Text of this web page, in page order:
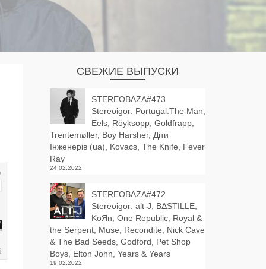
СВЕЖИЕ ВЫПУСКИ
STEREOBAZA#473
Stereoigor: Portugal.The Man,
Eels, Röyksopp, Goldfrapp,
Trentemøller, Boy Harsher, Діти
Інженерів (ua), Kovacs, The Knife, Fever
Ray
24.02.2022
STEREOBAZA#472
Stereoigor: alt‑J, BΔSTILLE,
KoЯn, One Republic, Royal &
the Serpent, Muse, Recondite, Nick Cave
& The Bad Seeds, Godford, Pet Shop
Boys, Elton John, Years & Years
19.02.2022